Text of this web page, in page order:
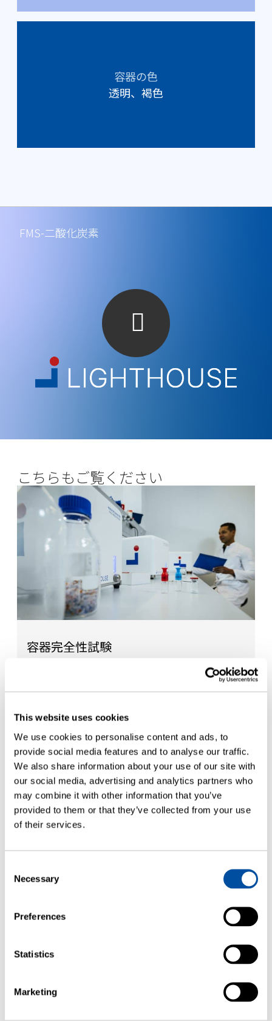
This website uses cookies
We use cookies to personalise content and ads, to
provide social media features and to analyse our traffic.
We also share information about your use of our site with
our social media, advertising and analytics partners who
may combine it with other information that you’ve
provided to them or that they’ve collected from your use
of their services.
Selection
Necessary
Preferences
Statistics
Marketing
容器の色
透明、褐色
FMS-二酸化炭素
こちらもご覧ください
容器完全性試験